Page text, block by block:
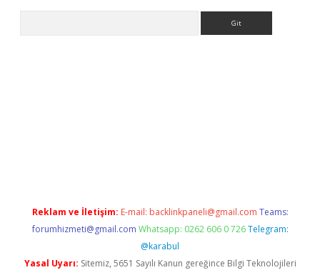
Reklam ve İletişim: E-mail: backlinkpaneli@gmail.com Teams:
forumhizmeti@gmail.com Whatsapp: 0262 606 0 726 Telegram:
@karabul
Yasal Uyarı: Sitemiz, 5651 Sayılı Kanun gereğince Bilgi Teknolojileri